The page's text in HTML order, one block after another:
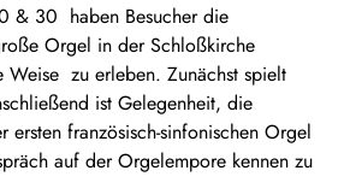
& 30 haben Besucher die
Orgel in der Schloßkirche
Weise zu erleben. Zunächst spielt
ist Gelegenheit, die
ersten französisch-sinfonischen Orgel
auf der Orgelempore kennen zu